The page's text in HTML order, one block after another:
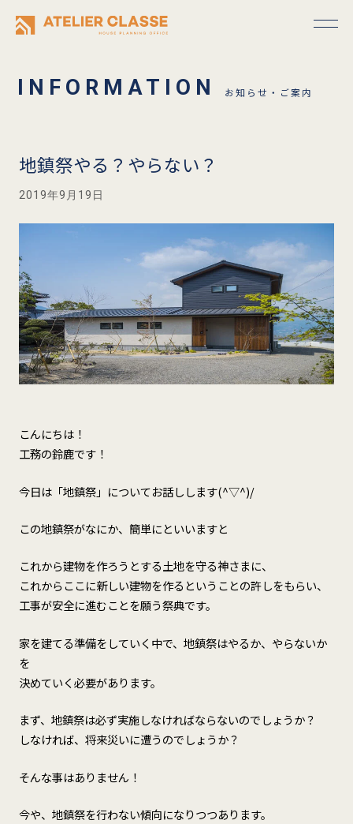
お知らせ・ご案内
地鎮祭やる？やらない？
2019年9月19日
こんにちは！
工務の鈴鹿です！
今日は「地鎮祭」 についてお話しします(^▽^)/
この地鎮祭がなにか、簡単にといいますと
これから建物を作ろうとする土地を守る神さまに、
これからここに新しい建物を作るということの許しをもらい、
工事が安全に進むことを願う祭典です。
家を建てる準備をしていく中で、地鎮祭はやるか、やらないか
を
決めていく必要があります。
まず、地鎮祭は必ず実施しなければならないのでしょうか？
しなければ、将来災いに遭うのでしょうか？
そんな事はありません！
今や、地鎮祭を行わない傾向になりつつあります。